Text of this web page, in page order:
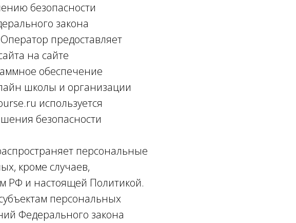
безопасности
закона
предоставляет
на сайте
обеспечение
школы и организации
используется
безопасности
персональные
кроме случаев,
РФ и настоящей Политикой.
персональных
Федерального закона